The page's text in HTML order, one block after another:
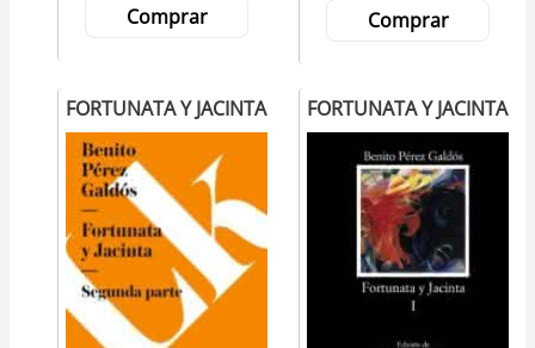
Comprar Comprar
FORTUNATA Y JACINTA FORTUNATA Y JACINTA